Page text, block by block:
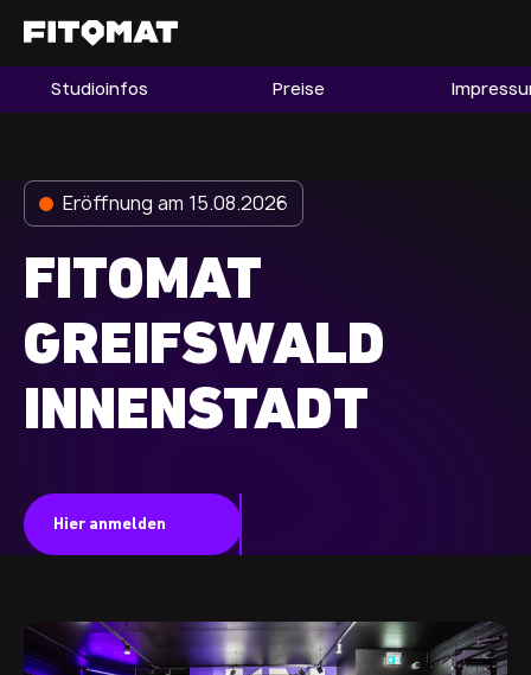
Gym
Franchise
Guide
Studioinfos Preise
Eröffnung am 15.08.2026
FITOMAT
GREIFSWALD
INNENSTADT
Hier anmelden